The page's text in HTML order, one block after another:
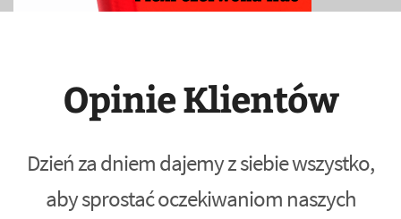
Opinie Klientów
Dzień za dniem dajemy z siebie wszystko,
aby sprostać oczekiwaniom naszych